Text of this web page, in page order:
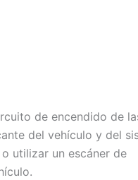
de encendido de
del vehículo y del
utilizar un escáner de